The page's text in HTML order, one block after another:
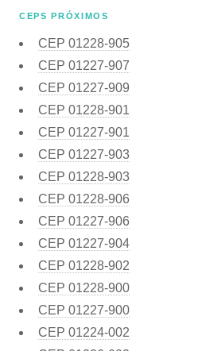
CEPS PRÓXIMOS
CEP 01228-905
CEP 01227-907
CEP 01227-909
CEP 01228-901
CEP 01227-901
CEP 01227-903
CEP 01228-903
CEP 01228-906
CEP 01227-906
CEP 01227-904
CEP 01228-902
CEP 01228-900
CEP 01227-900
CEP 01224-002